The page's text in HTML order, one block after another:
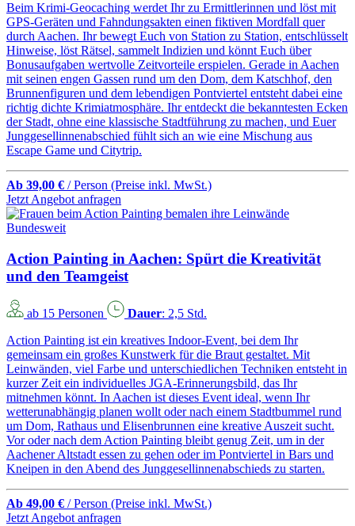
Beim Krimi-Geocaching werdet Ihr zu Ermittlerinnen und löst mit
GPS-Geräten und Fahndungsakten einen fiktiven Mordfall quer
durch Aachen. Ihr bewegt Euch von Station zu Station, entschlüsselt
Hinweise, löst Rätsel, sammelt Indizien und könnt Euch über
Bonusaufgaben wertvolle Zeitvorteile erspielen. Gerade in Aachen
mit seinen engen Gassen rund um den Dom, dem Katschhof, den
Brunnenfiguren und dem lebendigen Pontviertel entsteht dabei eine
richtig dichte Krimiatmosphäre. Ihr entdeckt die bekanntesten Ecken
der Stadt, ohne eine klassische Stadtführung zu machen, und Euer
Junggesellinnenabschied fühlt sich an wie eine Mischung aus
Escape Game und Citytrip.
Ab 39,00 € / Person (Preise inkl. MwSt.)
Jetzt Angebot anfragen
Bundesweit
Action Painting in Aachen: Spürt die Kreativität
und den Teamgeist
ab 15 Personen Dauer: 2,5 Std.
Action Painting ist ein kreatives Indoor-Event, bei dem Ihr
gemeinsam ein großes Kunstwerk für die Braut gestaltet. Mit
Leinwänden, viel Farbe und unterschiedlichen Techniken entsteht in
kurzer Zeit ein individuelles JGA-Erinnerungsbild, das Ihr
mitnehmen könnt. In Aachen ist dieses Event ideal, wenn Ihr
wetterunabhängig planen wollt oder nach einem Stadtbummel rund
um Dom, Rathaus und Elisenbrunnen eine kreative Auszeit sucht.
Vor oder nach dem Action Painting bleibt genug Zeit, um in der
Aachener Altstadt essen zu gehen oder im Pontviertel in Bars und
Kneipen in den Abend des Junggesellinnenabschieds zu starten.
Ab 49,00 € / Person (Preise inkl. MwSt.)
Jetzt Angebot anfragen